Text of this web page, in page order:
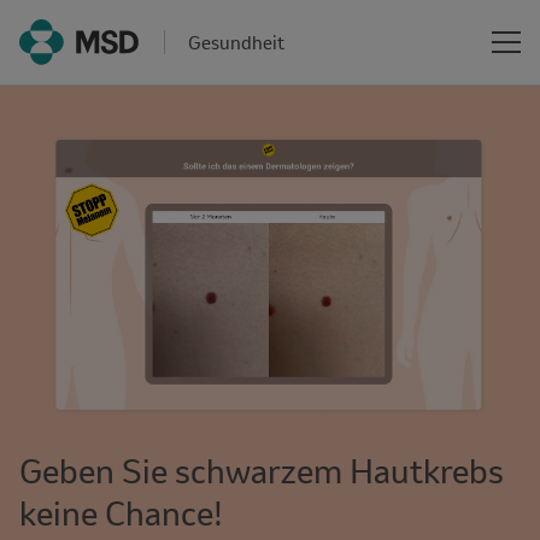
Gesundheit
Geben Sie schwarzem Hautkrebs
keine Chance!